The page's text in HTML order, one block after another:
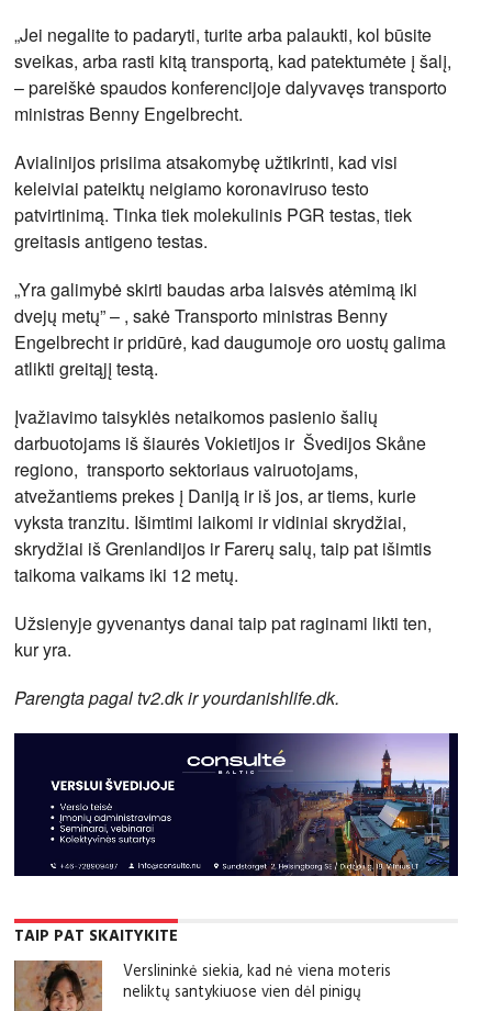
„Jei negalite to padaryti, turite arba palaukti, kol būsite
sveikas, arba rasti kitą transportą, kad patektumėte į šalį,
– pareiškė spaudos konferencijoje dalyvavęs transporto
ministras Benny Engelbrecht.
Avialinijos prisiima atsakomybę užtikrinti, kad visi
keleiviai pateiktų neigiamo koronaviruso testo
patvirtinimą. Tinka tiek molekulinis PGR testas, tiek
greitasis antigeno testas.
„Yra galimybė skirti baudas arba laisvės atėmimą iki
dvejų metų” – , sakė Transporto ministras Benny
Engelbrecht ir pridūrė, kad daugumoje oro uostų galima
atlikti greitąjį testą.
Įvažiavimo taisyklės netaikomos pasienio šalių
darbuotojams iš šiaurės Vokietijos ir Švedijos Skåne
regiono, transporto sektoriaus vairuotojams,
atvežantiems prekes į Daniją ir iš jos, ar tiems, kurie
vyksta tranzitu. Išimtimi laikomi ir vidiniai skrydžiai,
skrydžiai iš Grenlandijos ir Farerų salų, taip pat išimtis
taikoma vaikams iki 12 metų.
Užsienyje gyvenantys danai taip pat raginami likti ten,
kur yra.
Parengta pagal tv2.dk ir yourdanishlife.dk.
TAIP PAT SKAITYKITE
Verslininkė siekia, kad nė viena moteris
neliktų santykiuose vien dėl pinigų